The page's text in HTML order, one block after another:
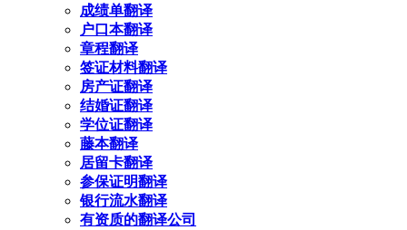
成绩单翻译
户口本翻译
章程翻译
签证材料翻译
房产证翻译
结婚证翻译
学位证翻译
藤本翻译
居留卡翻译
参保证明翻译
银行流水翻译
有资质的翻译公司